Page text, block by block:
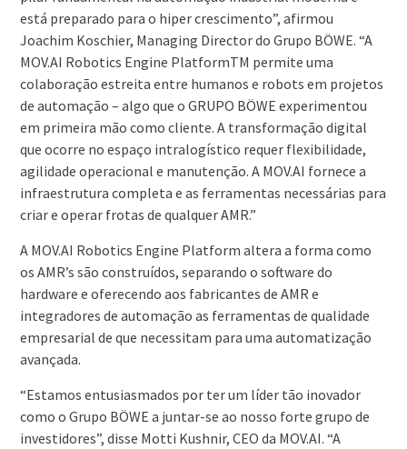
está preparado para o hiper crescimento”, afirmou
Joachim Koschier, Managing Director do Grupo BÖWE. “A
MOV.AI Robotics Engine PlatformTM permite uma
colaboração estreita entre humanos e robots em projetos
de automação – algo que o GRUPO BÖWE experimentou
em primeira mão como cliente. A transformação digital
que ocorre no espaço intralogístico requer flexibilidade,
agilidade operacional e manutenção. A MOV.AI fornece a
infraestrutura completa e as ferramentas necessárias para
criar e operar frotas de qualquer AMR.”
A MOV.AI Robotics Engine Platform altera a forma como
os AMR’s são construídos, separando o software do
hardware e oferecendo aos fabricantes de AMR e
integradores de automação as ferramentas de qualidade
empresarial de que necessitam para uma automatização
avançada.
“Estamos entusiasmados por ter um líder tão inovador
como o Grupo BÖWE a juntar-se ao nosso forte grupo de
investidores”, disse Motti Kushnir, CEO da MOV.AI. “A